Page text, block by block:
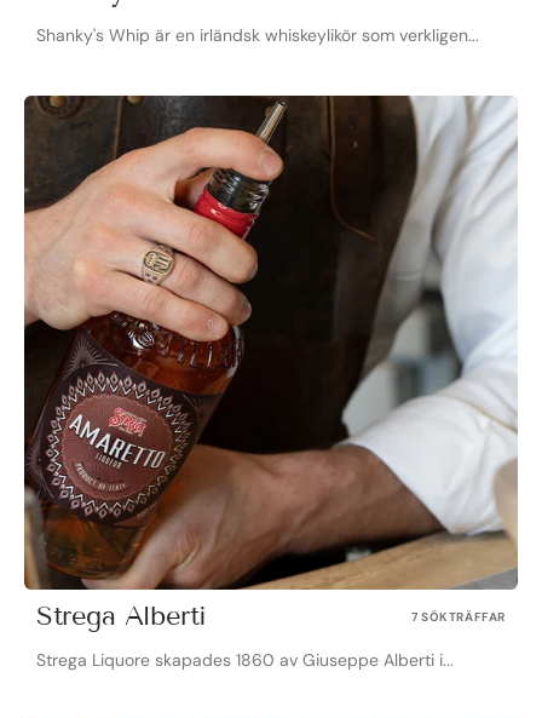
Shanky's Whip är en irländsk whiskeylikör som verkligen...
Strega Alberti 7 SÖKTRÄFFAR
Strega Liquore skapades 1860 av Giuseppe Alberti i...